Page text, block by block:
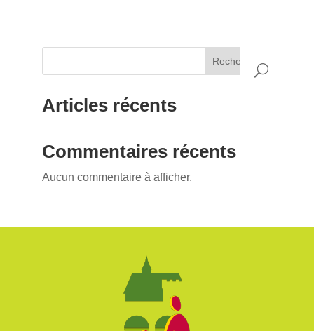
Rechercher
Articles récents
Commentaires récents
Aucun commentaire à afficher.